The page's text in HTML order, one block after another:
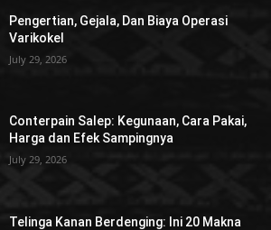
Pengertian, Gejala, Dan Biaya Operasi
Varikokel
July 29, 2026
Conterpain Salep: Kegunaan, Cara Pakai,
Harga dan Efek Sampingnya
July 29, 2026
Telinga Kanan Berdenging: Ini 20 Makna